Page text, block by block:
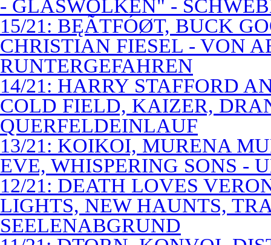
- GLASWOLKEN" -
15/21: BĘÃTFÓØT, BUCK
CHRISTIAN FIESEL - VON
RUNTERGEFAHREN
14/21: HARRY STAFFORD
COLD FIELD, KAIZER,
QUERFELDEINLAUF
13/21: KOIKOI, MURENA
EVE, WHISPERING SONS -
12/21: DEATH LOVES
LIGHTS, NEW HAUNTS,
SEELENABGRUND